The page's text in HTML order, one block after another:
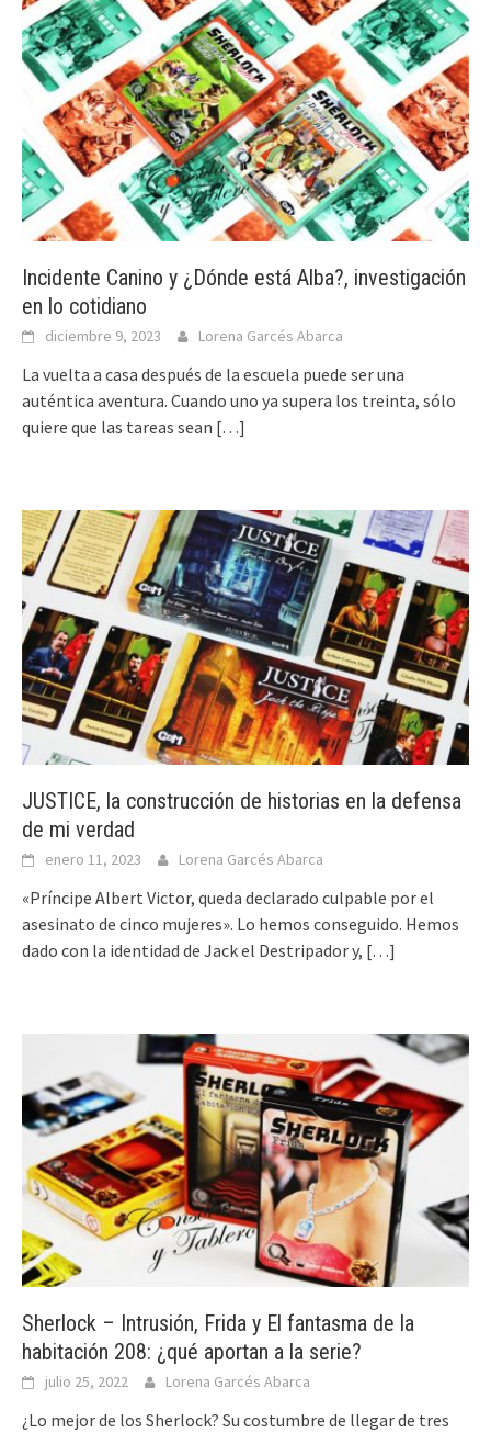
Incidente Canino y ¿Dónde está Alba?, investigación
en lo cotidiano
diciembre 9, 2023 Lorena Garcés Abarca
La vuelta a casa después de la escuela puede ser una
auténtica aventura. Cuando uno ya supera los treinta, sólo
quiere que las tareas sean […]
JUSTICE, la construcción de historias en la defensa
de mi verdad
enero 11, 2023 Lorena Garcés Abarca
«Príncipe Albert Victor, queda declarado culpable por el
asesinato de cinco mujeres». Lo hemos conseguido. Hemos
dado con la identidad de Jack el Destripador y, […]
Sherlock – Intrusión, Frida y El fantasma de la
habitación 208: ¿qué aportan a la serie?
julio 25, 2022 Lorena Garcés Abarca
¿Lo mejor de los Sherlock? Su costumbre de llegar de tres